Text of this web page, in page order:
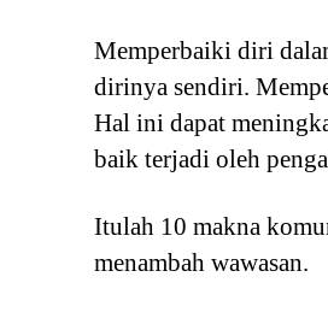
Memperbaiki diri
dirinya sendiri.
Hal ini dapat
baik terjadi oleh
Itulah 10 makna
menambah wawasan.